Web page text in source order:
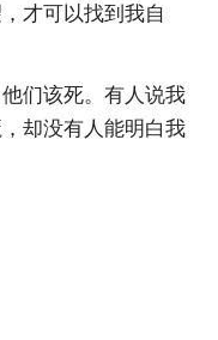
才可以找到我自
们该死。有人说我
却没有人能明白我